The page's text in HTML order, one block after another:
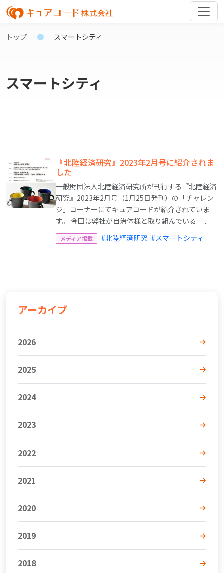
トップ スマートシティ
スマートシティ
アーカイブ
2026
2025
2024
2023
2022
2021
2020
2019
2018
『北陸経済研究』2023年2月号に紹介されま
した
一般財団法人北陸経済研究所が刊行する『北陸経済
研究』2023年2月号（1月25日発刊）の「チャレン
ジ」コーナーにてキュアコードが紹介されていま
す。 今回は弊社が自治体様と取り組んでいる「...
メディア掲載 #北陸経済研究 #スマートシティ